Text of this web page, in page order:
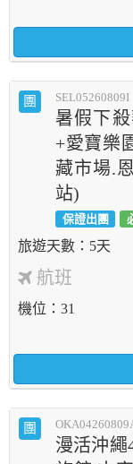
團 SEL05260809I
暑假下
+愛寶樂
藏市場.
站)
保證出團
5天
航班
機位 31
團
漫活沖繩